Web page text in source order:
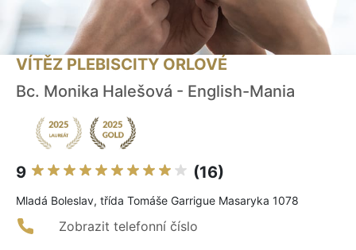
VÍTĚZ PLEBISCITY ORLOVÉ
Bc. Monika Halešová - English-Mania
9 (16)
Mladá Boleslav, třída Tomáše Garrigue Masaryka 1078
Zobrazit telefonní číslo